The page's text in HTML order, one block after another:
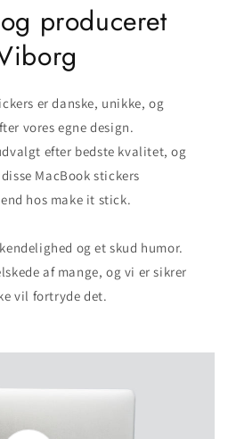
produceret
er danske, unikke, og
vores egne design.
efter bedste kvalitet, og
MacBook stickers
hos make it stick.
og et skud humor.
af mange, og vi er sikrer
vil fortryde det.